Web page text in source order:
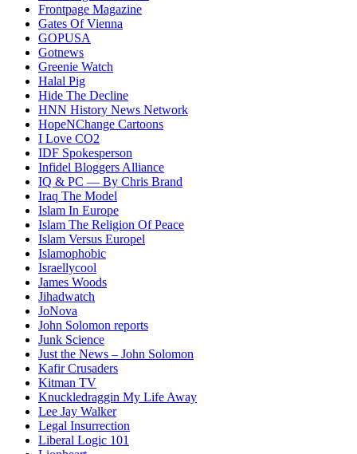
Frontpage Magazine
Gates Of Vienna
GOPUSA
Gotnews
Greenie Watch
Halal Pig
Hide The Decline
HNN History News Network
HopeNChange Cartoons
I Love CO2
IDF Spokesperson
Infidel Bloggers Alliance
IQ & PC — By Chris Brand
Iraq The Model
Islam In Europe
Islam The Religion Of Peace
Islam Versus Europel
Islamophobic
Israellycool
James Woods
Jihadwatch
JoNova
John Solomon reports
Junk Science
Just the News – John Solomon
Kafir Crusaders
Kitman TV
Knuckledraggin My Life Away
Lee Jay Walker
Legal Insurrection
Liberal Logic 101